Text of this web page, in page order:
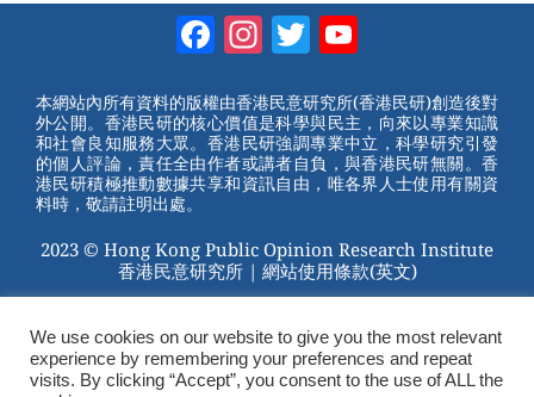
st b
o
o
k
tt
er
Facebook
Instagram
Twitter
本網站內所有資料的版權由香港民意研究所(香港民研)創造後對
外公開。香港民研的核心價值是科學與民主，向來以專業知識
和社會良知服務大眾。香港民研強調專業中立，科學研究引發
的個人評論，責任全由作者或講者自負，與香港民研無關。香
港民研積極推動數據共享和資訊自由，唯各界人士使用有關資
料時，敬請註明出處。
2023 © Hong Kong Public Opinion Research Institute
香港民意研究所 | 網站使用條款(英文)